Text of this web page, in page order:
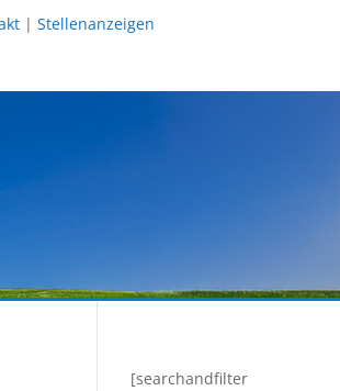
|Stellenanzeigen
[searchandfilter